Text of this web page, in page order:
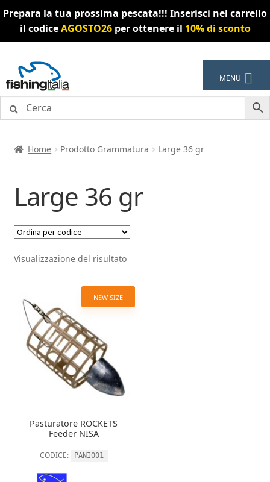
Prepara la tua prossima pescata!!! Inserisci nel carrello
il codiceAGOSTO26per ottenere il 10% di sconto
alla
navigazione
al
contenuto
MENU
Home Prodotto Grammatura Large 36 gr
Large 36 gr
Visualizzazione del risultato
NEW SIZE
Pasturatore ROCKETS
Feeder NISA
CODICE: PANI001